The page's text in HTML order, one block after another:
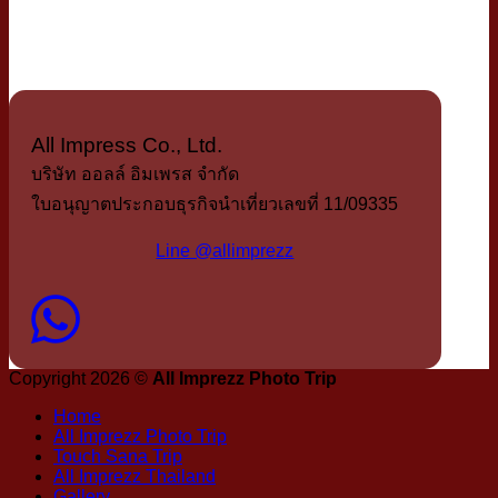
All Impress Co., Ltd.
บริษัท ออลล์ อิมเพรส จำกัด
ใบอนุญาตประกอบธุรกิจนำเที่ยวเลขที่ 11/09335
Line @allimprezz
Copyright 2026 © All Imprezz Photo Trip
Home
All Imprezz Photo Trip
Touch Sana Trip
All Imprezz Thailand